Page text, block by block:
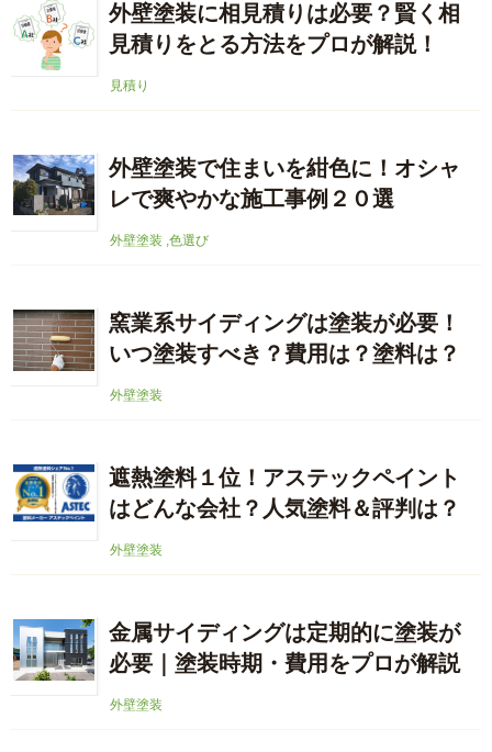
外壁塗装に相見積りは必要？賢く相
見積りをとる方法をプロが解説！
見積り
外壁塗装で住まいを紺色に！オシャ
レで爽やかな施工事例２０選
外壁塗装 ,色選び
窯業系サイディングは塗装が必要！
いつ塗装すべき？費用は？塗料は？
外壁塗装
遮熱塗料１位！アステックペイント
はどんな会社？人気塗料＆評判は？
外壁塗装
金属サイディングは定期的に塗装が
必要｜塗装時期・費用をプロが解説
外壁塗装